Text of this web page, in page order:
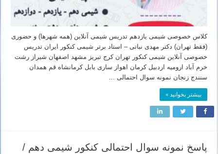
کلاس خصوصی شیمی یازدهم تدریس شیمی آنلاین (همه شهرها) و حضوری
(فقط تهران) دکتر مهدی نباتی – استاد برتر شیمی کنکور ایران تدریس
خصوصی آنلاین شیمی کنکور تهران کرج تبریز مشهد اصفهان شیراز رشت
خرم آباد ارومیه اردبیل کرمان اهواز ساری بابل کرمانشاه قم همدان
سنندج زنجان نمونه سوال احتمالی …
بیشتر بخوانید »
پاسخ نمونه سوال احتمالی کنکور شیمی دهم /